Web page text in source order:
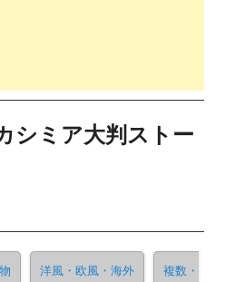
シミア大判ストー
洋風・欧風・海外
複数・